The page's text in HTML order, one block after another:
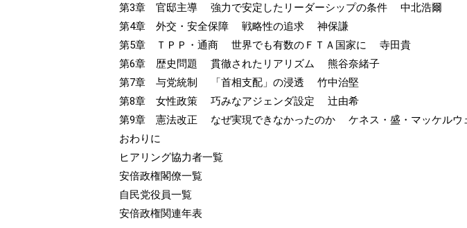
第3章 官邸主導 強力で安定したリーダーシップの条件 中北浩爾
第4章 外交・安全保障 戦略性の追求 神保謙
第5章 ＴＰＰ・通商 世界でも有数のＦＴＡ国家に 寺田貴
第6章 歴史問題 貫徹されたリアリズム 熊谷奈緒子
第7章 与党統制 「首相支配」の浸透 竹中治堅
第8章 女性政策 巧みなアジェンダ設定 辻由希
第9章 憲法改正 なぜ実現できなかったのか ケネス・盛・マッケルウ
おわりに
ヒアリング協力者一覧
安倍政権閣僚一覧
自民党役員一覧
安倍政権関連年表